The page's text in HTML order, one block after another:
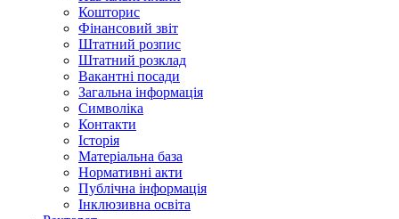
Кошторис
Фінансовий звіт
Штатний розпис
Штатний розклад
Вакантні посади
Загальна інформація
Символіка
Контакти
Історія
Матеріальна база
Нормативні акти
Публічна інформація
Інклюзивна освіта